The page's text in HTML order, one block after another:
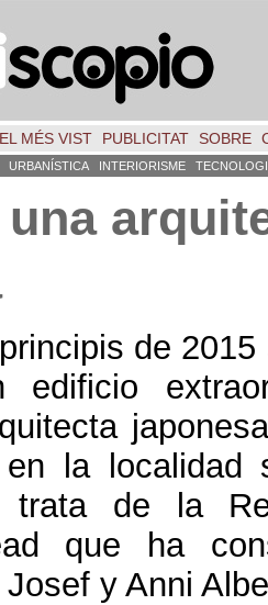
EL MÉS VIST PUBLICITAT SOBRE
URBANÍSTICA INTERIORISME
una
de 2015
edificio
la localidad
trata de la
que ha
y Anni